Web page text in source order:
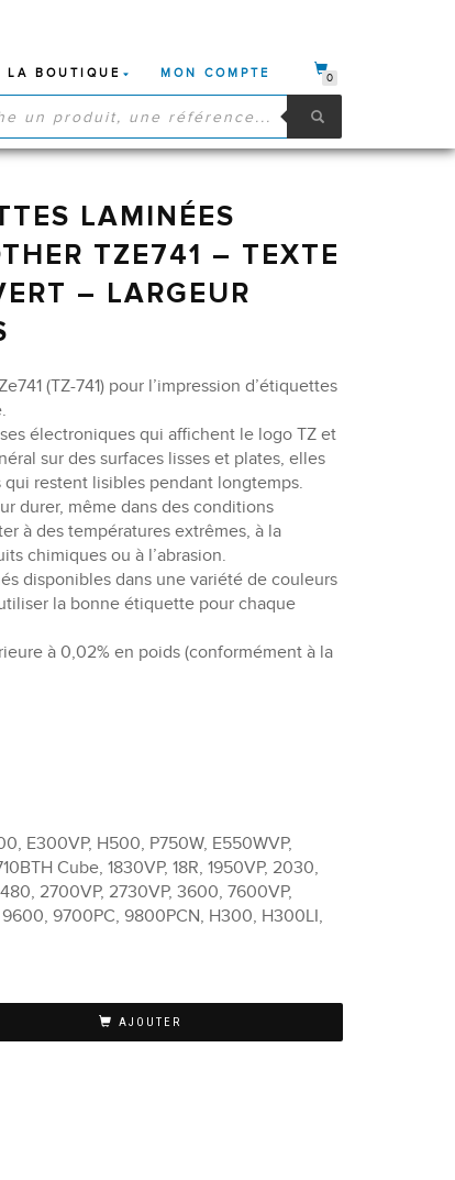
LA BOUTIQUE
MON COMPTE
0
LAMINÉES
TZE741 – TEXTE
– LARGEUR
(TZ-741) pour l’impression d’étiquettes
électroniques qui affichent le logo TZ et
sur des surfaces lisses et plates, elles
restent lisibles pendant longtemps.
durer, même dans des conditions
à des températures extrêmes, à la
chimiques ou à l’abrasion.
disponibles dans une variété de couleurs
la bonne étiquette pour chaque
à 0,02% en poids (conformément à la
E300VP, H500, P750W, E550WVP,
Cube, 1830VP, 18R, 1950VP, 2030,
2700VP, 2730VP, 3600, 7600VP,
9700PC, 9800PCN, H300, H300LI,
AJOUTER